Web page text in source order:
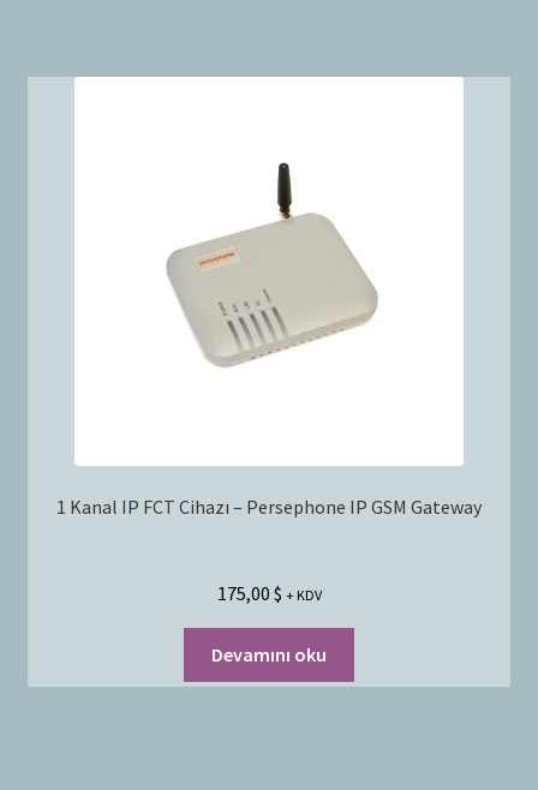
1 Kanal IP FCT Cihazı – Persephone IP GSM Gateway
175,00 $ + KDV
Devamını oku